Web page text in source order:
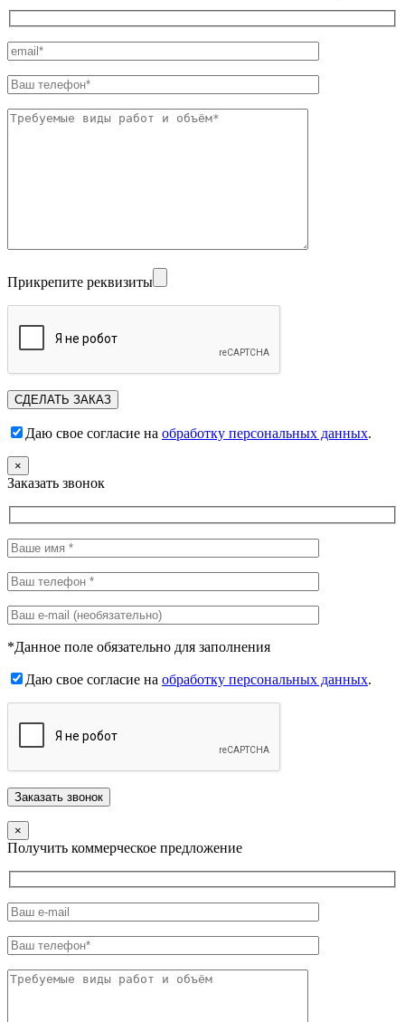
Прикрепите реквизиты
Даю свое согласие на обработку персональных данных.
×
Заказать звонок
*Данное поле обязательно для заполнения
Даю свое согласие на обработку персональных данных.
×
Получить коммерческое предложение